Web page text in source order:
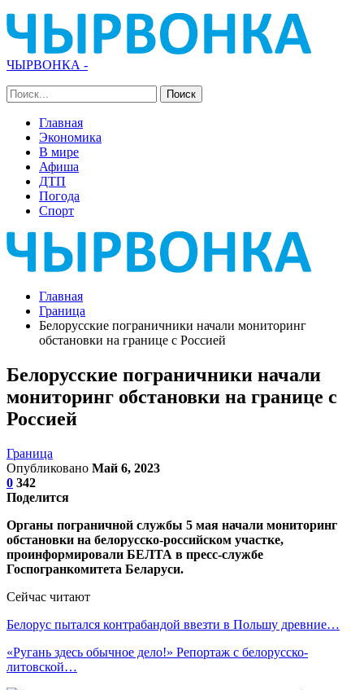
ЧЫРВОНКА -
Главная
Экономика
В мире
Афиша
ДТП
Погода
Спорт
Главная
Граница
Белорусские пограничники начали мониторинг
обстановки на границе с Россией
Белорусские пограничники начали
мониторинг обстановки на границе с
Россией
Граница
Опубликовано Май 6, 2023
0 342
Поделится
Органы пограничной службы 5 мая начали мониторинг
обстановки на белорусско-российском участке,
проинформировали БЕЛТА в пресс-службе
Госпогранкомитета Беларуси.
Сейчас читают
Белорус пытался контрабандой ввезти в Польшу древние…
«Ругань здесь обычное дело!» Репортаж с белорусско-
литовской…